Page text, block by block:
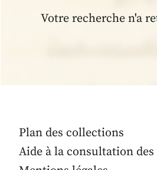
Votre recherche n'a
Plan des collections
Aide à la consultation des